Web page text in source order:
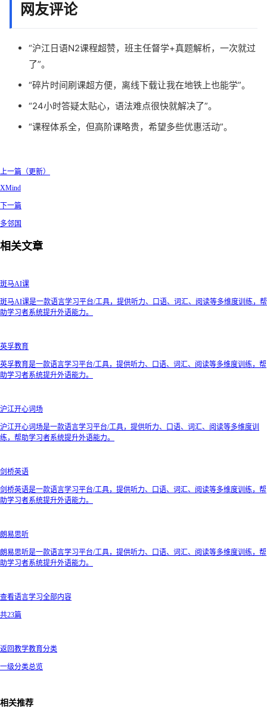
网友评论
“沪江日语N2课程超赞，班主任督学+真题解析，一次就过
了”。
“碎片时间刷课超方便，离线下载让我在地铁上也能学”。
“24小时答疑太贴心，语法难点很快就解决了”。
“课程体系全，但高阶课略贵，希望多些优惠活动”。
上一篇（更新）
XMind
下一篇
多邻国
相关文章
斑马AI课
斑马AI课是一款语言学习平台/工具，提供听力、口语、词汇、阅读等多维度训练，帮
助学习者系统提升外语能力。
英孚教育
英孚教育是一款语言学习平台/工具，提供听力、口语、词汇、阅读等多维度训练，帮
助学习者系统提升外语能力。
沪江开心词场
沪江开心词场是一款语言学习平台/工具，提供听力、口语、词汇、阅读等多维度训
练，帮助学习者系统提升外语能力。
剑桥英语
剑桥英语是一款语言学习平台/工具，提供听力、口语、词汇、阅读等多维度训练，帮
助学习者系统提升外语能力。
朗易思听
朗易思听是一款语言学习平台/工具，提供听力、口语、词汇、阅读等多维度训练，帮
助学习者系统提升外语能力。
查看语言学习全部内容
共23篇
返回教学教育分类
一级分类总览
相关推荐